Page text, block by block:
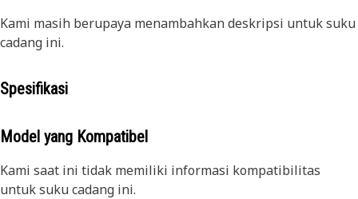
Kami masih berupaya menambahkan deskripsi untuk suku
cadang ini.
Spesifikasi
Model yang Kompatibel
Kami saat ini tidak memiliki informasi kompatibilitas
untuk suku cadang ini.